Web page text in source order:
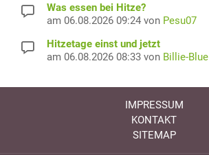
Was essen bei Hitze?
am 06.08.2026 09:24 von Pesu07
Hitzetage einst und jetzt
am 06.08.2026 08:33 von Billie-Blue
IMPRESSUM
KONTAKT
SITEMAP